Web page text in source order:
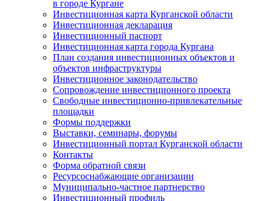
в городе Кургане
Инвестиционная карта Курганской области
Инвестиционная декларация
Инвестиционный паспорт
Инвестиционная карта города Кургана
План создания инвестиционных объектов и
объектов инфраструктуры
Инвестиционное законодательство
Сопровождение инвестиционного проекта
Свободные инвестиционно-привлекательные
площадки
Формы поддержки
Выставки, семинары, форумы
Инвестиционный портал Курганской области
Контакты
Форма обратной связи
Ресурсоснабжающие организации
Муниципально-частное партнерство
Инвестиционный профиль